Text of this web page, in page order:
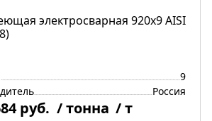
электросварная 920х9 AISI
9
Россия
руб. / тонна / т